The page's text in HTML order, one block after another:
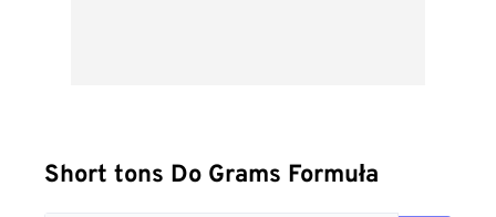
Short tons Do Grams Formuła